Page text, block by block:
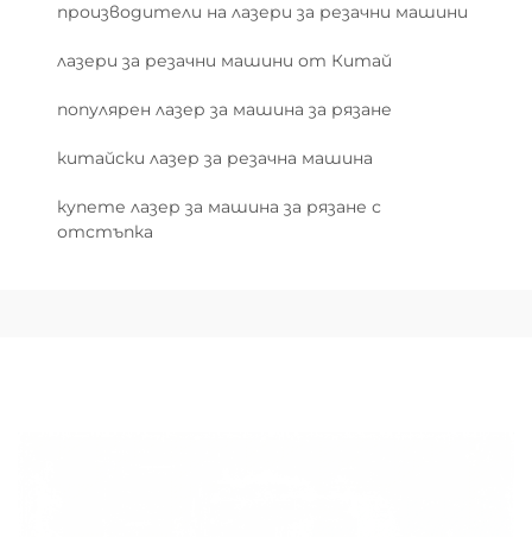
производители на лазери за резачни машини
лазери за резачни машини от Китай
популярен лазер за машина за рязане
китайски лазер за резачна машина
купете лазер за машина за рязане с
отстъпка